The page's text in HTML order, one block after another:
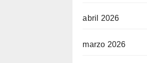
abril 2026
marzo 2026